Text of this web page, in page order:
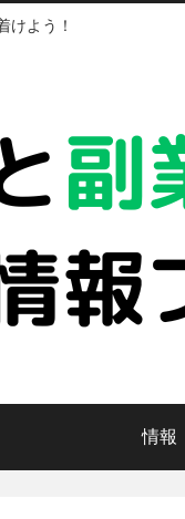
けよう！
情報